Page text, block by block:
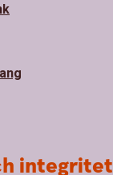
integritet